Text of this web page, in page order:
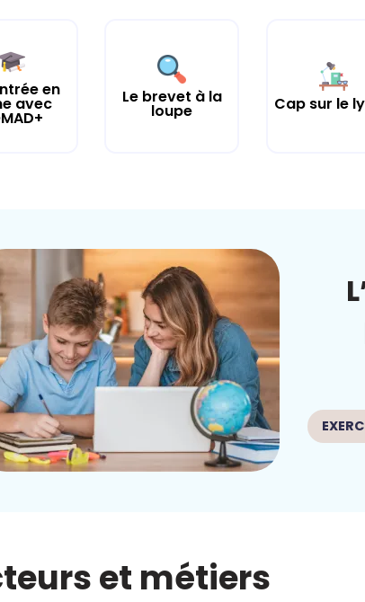
en
avec Le brevet à la
loupe Cap sur le
et métiers